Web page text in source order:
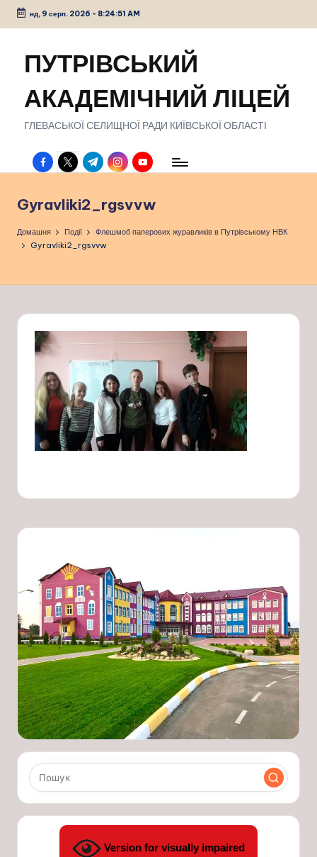
Перейти
нд, 9 серп. 2026 - 8:24:52 AM
ПУТРІВСЬКИЙ
АКАДЕМІЧНИЙ ЛІЦЕЙ
ГЛЕВАСЬКОЇ СЕЛИЩНОЇ РАДИ КИЇВСЬКОЇ ОБЛАСТІ
facebook.com
twitter.com
t.me instagram.com
youtube.com
Gyravliki2_rgsvvw
Домашня Події
Флешмоб паперових журавликів в Путрівському НВК
Gyravliki2_rgsvvw
Version for visually impaired